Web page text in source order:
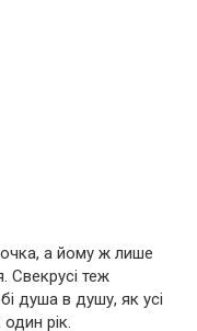
а йому ж лише
Свекрусі теж
душа в душу, як усі
рік.